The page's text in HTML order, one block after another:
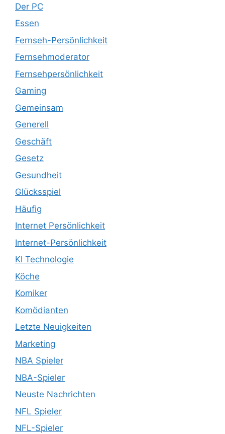
Der PC
Essen
Fernseh-Persönlichkeit
Fernsehmoderator
Fernsehpersönlichkeit
Gaming
Gemeinsam
Generell
Geschäft
Gesetz
Gesundheit
Glücksspiel
Häufig
Internet Persönlichkeit
Internet-Persönlichkeit
KI Technologie
Köche
Komiker
Komödianten
Letzte Neuigkeiten
Marketing
NBA Spieler
NBA-Spieler
Neuste Nachrichten
NFL Spieler
NFL-Spieler